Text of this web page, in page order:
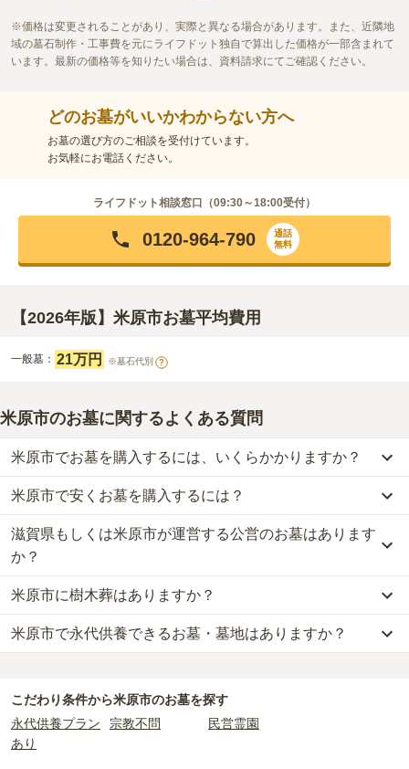
価格は変更されることがあり、実際と異なる場合があります。また、近隣地
域の墓石制作・工事費を元にライフドット独自で算出した価格が一部含まれて
います。最新の価格等を知りたい場合は、資料請求にてご確認ください。
どのお墓がいいかわからない方へ
お墓の選び方のご相談を受付けています。
お気軽にお電話ください。
ライフドット相談窓口（09:30～18:00受付）
0120-964-790
通話
無料
【2026年版】米原市お墓平均費用
一般墓： 21万円 ※墓石代別 ?
米原市のお墓に関するよくある質問
米原市でお墓を購入するには、いくらかかりますか？
米原市での購入費用の目安は、一般墓が約167万円
一般墓を建てる場合は、「永代使用料（土地代）」と「墓石代」の
2つが主な費用となります。
米原市
平均145.7万円です。いずれも区画の広さや墓石の大きさ・素材に
よって変わります。
なお、お墓によっては以下の費用が別途かかる場合があります。
・ 納骨式の費用：お墓に遺骨を納める儀式のための費用。僧侶に渡
すお布施、会食などの費用がかかります。
・ 年間管理費
米原市で安くお墓を購入するには？
米原市で一番安価なお墓は、善行寺墓地の一般墓で、15万円(墓石
代別)
一般的に最も費用を抑えられるのは、他の方のご遺骨と一緒に埋葬
する「合祀墓（ごうしぼ）」と呼ばれるタイプです。個別のお墓に
比べて省スペースで管理の手間がかからないため、費用が安く設定
されています。
価格の目安は、1名あたり5万円〜30万円程度です。
米原市で安価なお墓を探したい場合は、
お墓を探すのがおすすめです。
滋賀県もしくは米原市が運営する公営のお墓はあります
か？
米原市には、公営の霊園の掲載がありません。
一方で、滋賀県内には、県または市区町村が運営する公営の霊園が
23件あります。
れているケースがほとんどです。
主な条件として、遺骨がすでにある、該当の市区町村に一定年数以
上住んでいるなどが挙げられます。
米原市に樹木葬はありますか？
米原市には、樹木葬の掲載がありません。
自然葬をお考えの場合は、海洋散骨もご検討ください。
米原市で永代供養できるお墓・墓地はありますか？
永代供養をお考えの場合は、海洋散骨もご検討ください。
こだわり条件から米原市のお墓を探す
永代供養プラン
あり
宗教不問 民営霊園